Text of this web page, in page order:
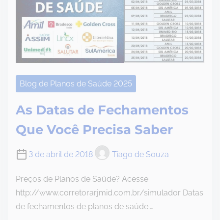
Blog de Planos de Saúde 2025
As Datas de Fechamentos
Que Você Precisa Saber
3 de abril de 2018 Tiago de Souza
Preços de Planos de Saúde? Acesse
http://www.corretorarjmid.com.br/simulador Datas
de fechamentos de planos de saúde.…